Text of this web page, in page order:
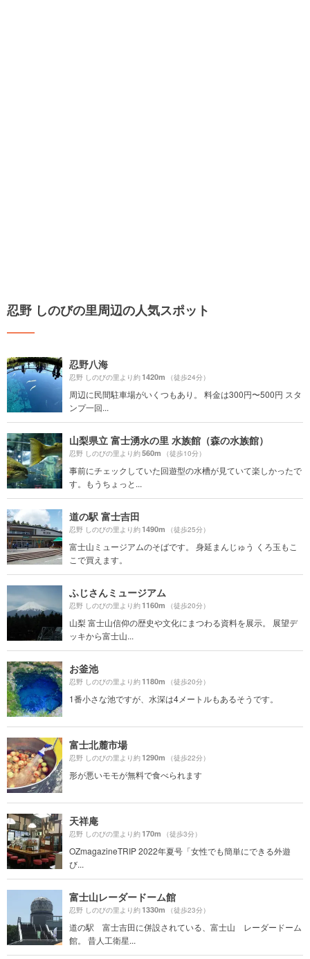
忍野 しのびの里周辺の人気スポット
忍野八海
忍野 しのびの里より約1420m （徒歩24分）
周辺に民間駐車場がいくつもあり。 料金は300円〜500円 スタ
ンプ一回...
山梨県立 富士湧水の里 水族館（森の水族館）
忍野 しのびの里より約560m （徒歩10分）
事前にチェックしていた回遊型の水槽が見ていて楽しかったで
す。もうちょっと...
道の駅 富士吉田
忍野 しのびの里より約1490m （徒歩25分）
富士山ミュージアムのそばです。 身延まんじゅう くろ玉もこ
こで買えます。
ふじさんミュージアム
忍野 しのびの里より約1160m （徒歩20分）
山梨 富士山信仰の歴史や文化にまつわる資料を展示。 展望デ
ッキから富士山...
お釜池
忍野 しのびの里より約1180m （徒歩20分）
1番小さな池ですが、水深は4メートルもあるそうです。
富士北麓市場
忍野 しのびの里より約1290m （徒歩22分）
形が悪いモモが無料で食べられます
天祥庵
忍野 しのびの里より約170m （徒歩3分）
OZmagazineTRIP 2022年夏号「女性でも簡単にできる外遊
び...
富士山レーダードーム館
忍野 しのびの里より約1330m （徒歩23分）
道の駅 富士吉田に併設されている、富士山 レーダードーム
館。 昔人工衛星...